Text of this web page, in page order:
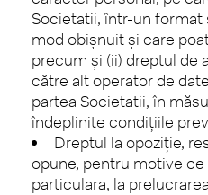
Societatii, într-un
mod obişnuit şi care
precum şi (ii) dreptul de
către alt operator de
partea Societatii, în
îndeplinite condiţiile
Dreptul la opoziţie,
opune, pentru motive
particulara, la